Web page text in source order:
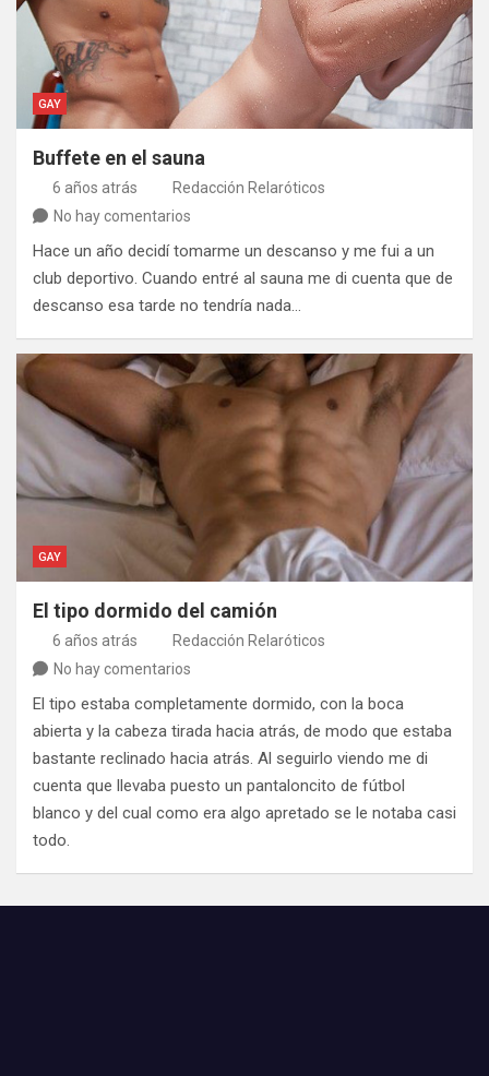
GAY
Buffete en el sauna
6 años atrás
Redacción Relaróticos
No hay comentarios
Hace un año decidí tomarme un descanso y me fui a un
club deportivo. Cuando entré al sauna me di cuenta que de
descanso esa tarde no tendría nada…
GAY
El tipo dormido del camión
6 años atrás
Redacción Relaróticos
No hay comentarios
El tipo estaba completamente dormido, con la boca
abierta y la cabeza tirada hacia atrás, de modo que estaba
bastante reclinado hacia atrás. Al seguirlo viendo me di
cuenta que llevaba puesto un pantaloncito de fútbol
blanco y del cual como era algo apretado se le notaba casi
todo.